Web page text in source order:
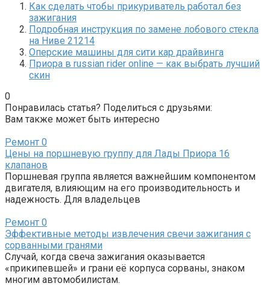
Как сделать чтобы прикуриватель работал без
зажигания
Подробная инструкция по замене лобового стекла
на Ниве 21214
Оперские машины для сити кар драйвинга
Приора в russian rider online — как выбрать лучший
скин
0
Понравилась статья? Поделиться с друзьями:
Вам также может быть интересно
Ремонт 0
Цены на поршневую группу для Лады Приора 16
клапанов
Поршневая группа является важнейшим компонентом
двигателя, влияющим на его производительность и
надежность. Для владельцев
Ремонт 0
Эффективные методы извлечения свечи зажигания с
сорванными гранями
Случай, когда свеча зажигания оказывается
«прикипевшей» и грани её корпуса сорваны, знаком
многим автомобилистам.